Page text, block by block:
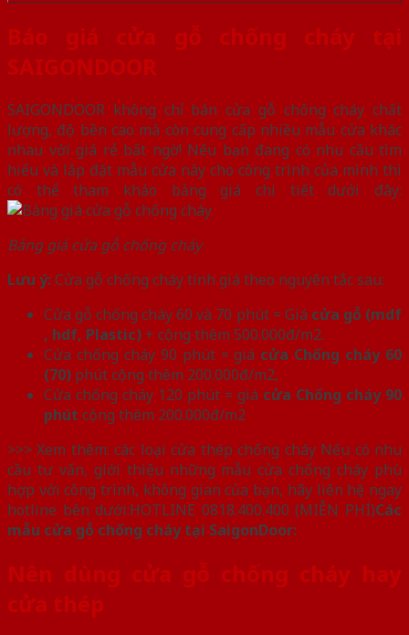
Báo giá cửa gỗ chống cháy tại
SAIGONDOOR
SAIGONDOOR không chỉ bán cửa gỗ chống cháy chất
lượng, độ bền cao mà còn cung cấp nhiều mẫu cửa khác
nhau với giá rẻ bất ngờ! Nếu bạn đang có nhu cầu tìm
hiểu và lắp đặt mẫu cửa này cho công trình của mình thì
có thể tham khảo bảng giá chi tiết dưới đây:
Bảng giá cửa gỗ chống cháy
Lưu ý:Cửa gỗ chống cháy tính giá theo nguyên tắc sau:
Cửa gỗ chống cháy 60 và 70 phút = Giá cửa gỗ (mdf
, hdf, Plastic) + cộng thêm 500.000đ/m2.
Cửa chống cháy 90 phút = giá cửa Chống cháy 60
(70) phút cộng thêm 200.000đ/m2,
Cửa chống cháy 120 phút = giá cửa Chống cháy 90
phút cộng thêm 200.000đ/m2
>>> Xem thêm: các loại cửa thép chống cháy Nếu có nhu
cầu tư vấn, giới thiệu những mẫu cửa chống cháy phù
hợp với công trình, không gian của bạn, hãy liên hệ ngay
hotline bên dưới:HOTLINE 0818.400.400 (MIỄN PHÍ)Các
mẫu cửa gỗ chống cháy tại SaigonDoor:
Nên dùng cửa gỗ chống cháy hay
cửa thép